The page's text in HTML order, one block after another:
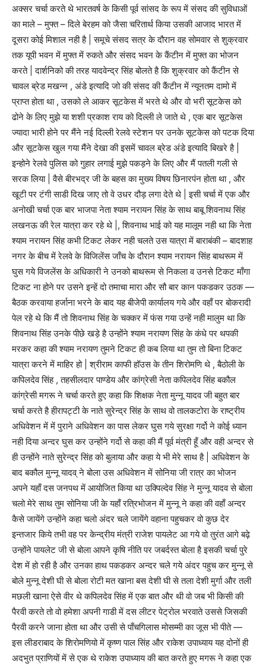
अक्सर चर्चा करते थे भारतवर्ष के किसी पूर्व सांसद के रूप में संसद की सुविधाओं
का माले – मुफ्त – दिले बेरहम को जैसा चरितार्थ किया उसकी आजाद भारत में
दूसरा कोई मिशाल नही है | समूचे संसद सत्र के दौरान वह सोमवार से शुक्रवार
तक यूपी भवन में मुफ्त में रुकते और संसद भवन के कैंटीन में मुफ्त का भोजन
करते | दार्शनिको की तरह यादवेन्द्र सिंह बोलते है कि शुक्रवार को कैंटीन से
चावल ब्रेड मखन्न , अंडे इत्यादि जो की संसद की कैंटीन में न्यूनतम दामो में
प्राप्त होता था , उसको ले आकर सूटकेस में भरते थे और वो भरी सूटकेस को
ढोने के लिए मुझे या शशी प्रकाश राय को दिल्ली ले जाते थे , एक बार सूटकेस
ज्यादा भारी होने पर मैंने नई दिल्ली रेलवे स्टेशन पर उनके सूटकेस को पटक दिया
और सूटकेस खुल गया मैंने देखा की इसमें चावल ब्रेड अंडे इत्यादि बिखरे है |
इन्होने रेलवे पुलिस को गुहार लगाई मुझे पकड़ने के लिए और मैं पतली गली से
सरक लिया | वैसे बीरभद्र जी के बहस का मुख्य विषय छिनारपंन होता था , और
खूटी पर टंगी साडी दिख जाए तो वे उधर दौड़ लगा देते थे | इसी चर्चा में एक और
अनोखी चर्चा एक बार भाजपा नेता श्याम नरायन सिंह के साथ बाबू शिवनाथ सिंह
लखनऊ की रेल यात्रा कर रहे थे |, शिवनाथ भाई को यह मालूम नही था कि नेता
श्याम नरायन सिंह कभी टिकट लेकर नही चलते उस यात्रा में बाराबंकी – बादशाह
नगर के बीच में रेलवे के विजिलेंस जाँच के दौरान श्याम नरायन सिंह बाथरूम में
घुस गये विजलेंस के अधिकारी ने उनको बाथरूम से निकला व उनसे टिकट माँगा
टिकट ना होने पर उसने इन्हें दो तमाचा मारा और सौ बार कान पकडकर उठक —
बैठक करवाया हर्जाना भरने के बाद यह बीजेपी कार्यालय गये और वहाँ पर बोकरादी
पेल रहे थे कि मैं तो शिवनाथ सिंह के चक्कर में फंस गया उन्हें नही मालुम था कि
शिवनाथ सिंह उनके पीछे खड़े है उन्होंने श्याम नरायण सिंह के कंधे पर थपकी
मरकर कहा की श्याम नरायण तुमने टिकट ही कब लिया था तुम तो बिना टिकट
यात्रा करने में माहिर हो | श्रीराम काफी हॉउस के तीन शिरोमणि थे , बैठोली के
कपिलदेव सिंह , तहसीलदार पाण्डेय और कांग्रेसी नेता कपिलदेव सिंह बकौल
कांग्रेसी मगरू ने चर्चा करते हुए कहा कि शिक्षक नेता मुन्नू यादव जी बहुत बार
चर्चा करते है हीरापट्टी के नाते सुरेन्द्र सिंह के साथ वो तालकटोरा के राष्ट्रीय
अधिवेशन में में पुराने अधिवेशन का पास लेकर घुस गये सुरक्षा गर्दो ने कोई ध्यान
नही दिया अन्दर घुस कर उन्होंने गर्दो से कहा की मैं पूर्व मंत्री हूँ और वही अन्दर से
ही उन्होंने नाते सुरेन्द्र सिंह को बुलाया और कहा ये भी मेरे साथ है | अधिवेशन के
बाद बकौल मुन्नू यादव् ने बोला उस अधिवेशन में सोनिया जी रात्र का भोजन
अपने यहाँ दस जनपथ में आयोजित किया था उक्पिल्देव सिंह ने मुन्नू यादव से बोला
चलो मेरे साथ तुम सोनिया जी के यहाँ रत्रिभोजन में मुन्नू ने कहा की वहाँ अन्दर
कैसे जायेंगे उन्होंने कहा चलो अंदर चले जायेंगे वहाना पहुचकर वो कुछ देर
इन्तजार किये तभी वह पर केन्द्रीय मंत्री राजेश पायलेट आ गये वो तुरंत आगे बढ़े
उन्होंने पायलेट जी से बोला आपने कृषि नीति पर जबर्दस्त बोला है इसकी चर्चा पुरे
देश में हो रही है और उनका हाथ पकडकर अन्दर चले गये अंदर पहुच कर मुन्नू से
बोले मुन्नू देशी घी से बोला रोटी मत खाना बस देशी घी से तला देशी मुर्गा और तली
मछली खाना ऐसे वीर थे कपिलदेव सिंह में एक बात और थी वो जब भी किसी की
पैरवी करते तो वो हमेशा अपनी गाडी में दस लीटर पेट्रोल भरवाते उससे जिसकी
पैरवी करने जाना होता था और उसी से पाँचगिलास मोसम्मी का जूस भी पीते —
इस लीडराबाद के शिरोमणियो में कृष्ण पाल सिंह और राकेश उपाध्याय यह दोनों ही
अदभुत प्राणियों में से एक थे राकेश उपाध्याय की बात करते हुए मगरू ने कहा एक